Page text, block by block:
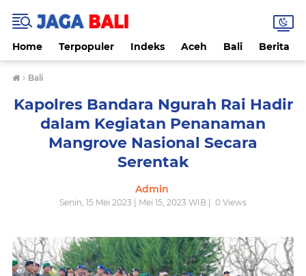
Home Terpopuler Indeks Aceh Bali Berita
› Bali
Kapolres Bandara Ngurah Rai Hadir
dalam Kegiatan Penanaman
Mangrove Nasional Secara
Serentak
Admin
Senin, 15 Mei 2023 | Mei 15, 2023 WIB | 0 Views